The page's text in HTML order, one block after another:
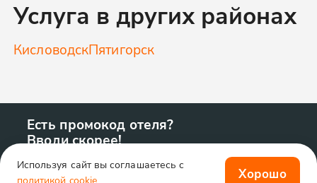
Услуга в других районах
КисловодскПятигорск
Есть промокод отеля?
Вводи скорее!
Используя сайт вы соглашаетесь с
политикой cookie
Хорошо